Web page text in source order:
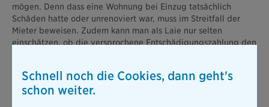
mögen. Denn dass eine Wohnung bei Einzug tatsächlich
Schäden hatte oder unrenoviert war, muss im Streitfall der
Mieter beweisen. Zudem kann man als Laie nur selten
einschätzen, ob die versprochene Entschädigungszahlung den
2. Zu strenge oder starre Vorgaben durch den
Schnell noch die Cookies, dann geht's
schon weiter.